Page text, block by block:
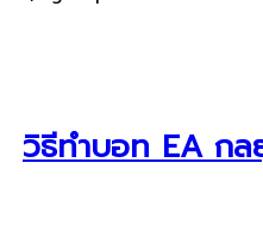
วิธีทำบอท EA ก